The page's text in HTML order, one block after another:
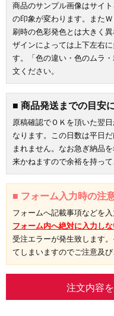
商品のサンプル画像はサイ
の印象が変わります。また
刷時の色彩発色とは大きく
ザインによっては上下左右
す。「色の違い・色のムラ
文ください。
■ 商品発送までの目安
原稿確認でＯＫを頂いた翌
なります。この日数は平日
まれません。なお急ぎ納品
来かねますので余裕を持って
■ フォーム入力時の注
フォームへ記載事項などを
フォーム内へ絶対に入力しな
受注エラーが発生致します
てしまいますのでご注意及び
注文内容
お買い物を続